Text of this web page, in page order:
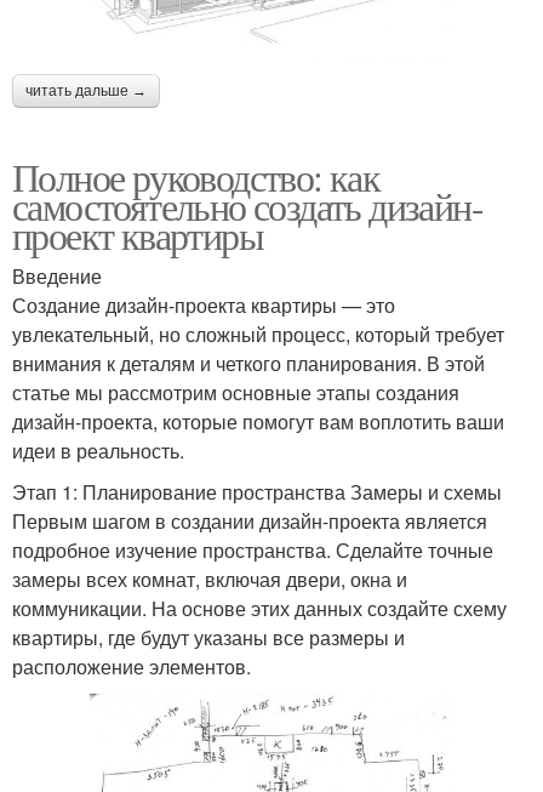
читать дальше →
Полное руководство: как
самостоятельно создать дизайн-
проект квартиры
Введение
Создание дизайн-проекта квартиры — это
увлекательный, но сложный процесс, который требует
внимания к деталям и четкого планирования. В этой
статье мы рассмотрим основные этапы создания
дизайн-проекта, которые помогут вам воплотить ваши
идеи в реальность.
Этап 1: Планирование пространства Замеры и схемы
Первым шагом в создании дизайн-проекта является
подробное изучение пространства. Сделайте точные
замеры всех комнат, включая двери, окна и
коммуникации. На основе этих данных создайте схему
квартиры, где будут указаны все размеры и
расположение элементов.